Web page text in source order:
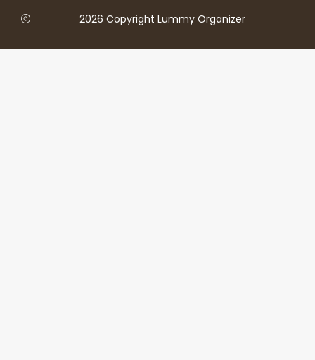
2026 Copyright Lummy Organizer